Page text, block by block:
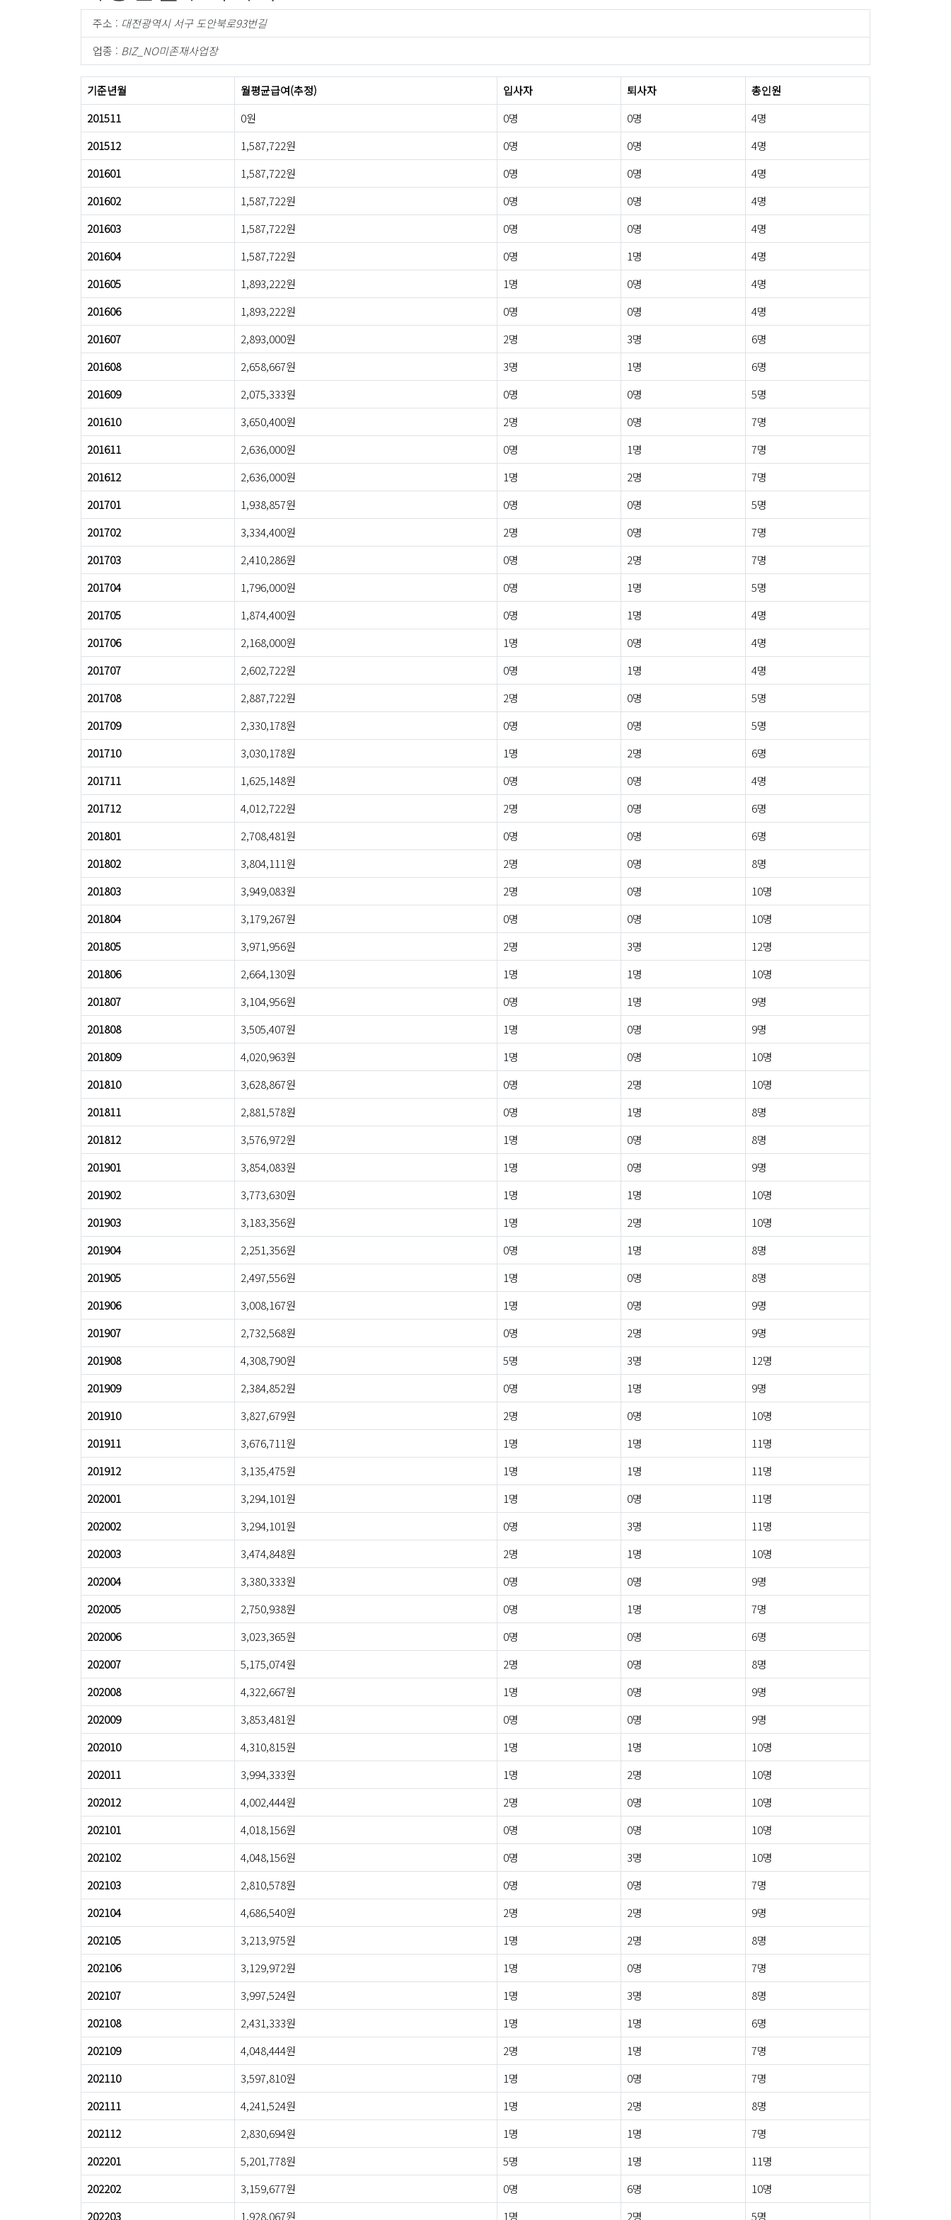
주소 : 대전광역시 서구 도안북로93번길
업종 : BIZ_NO미존재사업장
기준년월 월평균급여(추정) 입사자 퇴사자
총인원
201511
0원 0명 0명
4명
201512
1,587,722원 0명 0명
4명
201601
1,587,722원 0명 0명
4명
201602
1,587,722원 0명 0명
4명
201603
1,587,722원 0명 0명
4명
201604
1,587,722원 0명 1명
4명
201605
1,893,222원 1명 0명
4명
201606
1,893,222원 0명 0명
4명
201607
2,893,000원 2명 3명
6명
201608
2,658,667원 3명 1명
6명
201609
2,075,333원 0명 0명
5명
201610
3,650,400원 2명 0명
7명
201611
2,636,000원 0명 1명
7명
201612
2,636,000원 1명 2명
7명
201701
1,938,857원 0명 0명
5명
201702
3,334,400원 2명 0명
7명
201703
2,410,286원 0명 2명
7명
201704
1,796,000원 0명 1명
5명
201705
1,874,400원 0명 1명
4명
201706
2,168,000원 1명 0명
4명
201707
2,602,722원 0명 1명
4명
201708
2,887,722원 2명 0명
5명
201709
2,330,178원 0명 0명
5명
201710
3,030,178원 1명 2명
6명
201711
1,625,148원 0명 0명
4명
201712
4,012,722원 2명 0명
6명
201801
2,708,481원 0명 0명
6명
201802
3,804,111원 2명 0명
8명
201803
3,949,083원 2명 0명
10명
201804
3,179,267원 0명 0명
10명
201805
3,971,956원 2명 3명
12명
201806
2,664,130원 1명 1명
10명
201807
3,104,956원 0명 1명
9명
201808
3,505,407원 1명 0명
9명
201809
4,020,963원 1명 0명
10명
201810
3,628,867원 0명 2명
10명
201811
2,881,578원 0명 1명
8명
201812
3,576,972원 1명 0명
8명
201901
3,854,083원 1명 0명
9명
201902
3,773,630원 1명 1명
10명
201903
3,183,356원 1명 2명
10명
201904
2,251,356원 0명 1명
8명
201905
2,497,556원 1명 0명
8명
201906
3,008,167원 1명 0명
9명
201907
2,732,568원 0명 2명
9명
201908
4,308,790원 5명 3명
12명
201909
2,384,852원 0명 1명
9명
201910
3,827,679원 2명 0명
10명
201911
3,676,711원 1명 1명
11명
201912
3,135,475원 1명 1명
11명
202001
3,294,101원 1명 0명
11명
202002
3,294,101원 0명 3명
11명
202003
3,474,848원 2명 1명
10명
202004
3,380,333원 0명 0명
9명
202005
2,750,938원 0명 1명
7명
202006
3,023,365원 0명 0명
6명
202007
5,175,074원 2명 0명
8명
202008
4,322,667원 1명 0명
9명
202009
3,853,481원 0명 0명
9명
202010
4,310,815원 1명 1명
10명
202011
3,994,333원 1명 2명
10명
202012
4,002,444원 2명 0명
10명
202101
4,018,156원 0명 0명
10명
202102
4,048,156원 0명 3명
10명
202103
2,810,578원 0명 0명
7명
202104
4,686,540원 2명 2명
9명
202105
3,213,975원 1명 2명
8명
202106
3,129,972원 1명 0명
7명
202107
3,997,524원 1명 3명
8명
202108
2,431,333원 1명 1명
6명
202109
4,048,444원 2명 1명
7명
202110
3,597,810원 1명 0명
7명
202111
4,241,524원 1명 2명
8명
202112
2,830,694원 1명 1명
7명
202201
5,201,778원 5명 1명
11명
202202
3,159,677원 0명 6명
10명
202203
1,928,067원 1명 2명 5명